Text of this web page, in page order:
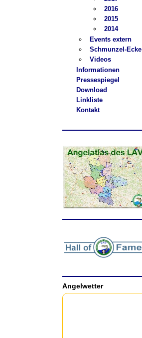
2016
2015
2014
Events extern
Schmunzel-Ecke
Videos
Informationen
Pressespiegel
Download
Linkliste
Kontakt
Angelwetter